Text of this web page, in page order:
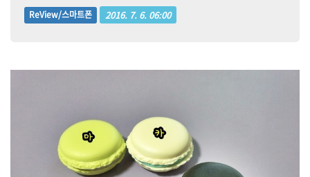
ReView/스마트폰 2016. 7. 6. 06:00